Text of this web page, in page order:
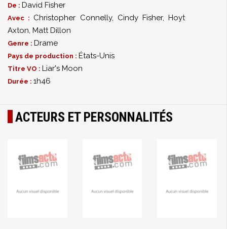
De : David Fisher
Avec : Christopher Connelly, Cindy Fisher,Hoyt
Axton, Matt Dillon
Genre : Drame
Pays de production : États-Unis
Titre VO : Liar's Moon
Durée : 1h46
ACTEURS ET PERSONNALITÉS